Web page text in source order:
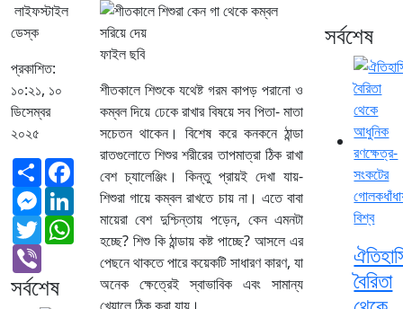
লাইফস্টাইল
ডেস্ক
প্রকাশিত:
১০:২১, ১০
ডিসেম্বর
২০২৫
Share Facebook
Messenger
LinkedIn
TwitterWhatsApp
সর্বশেষ
ফাইল ছবি
শীতকালে শিশুকে যথেষ্ট গরম কাপড় পরানো ও
কম্বল দিয়ে ঢেকে রাখার বিষয়ে সব পিতা- মাতা
সচেতন থাকেন। বিশেষ করে কনকনে ঠান্ডা
রাতগুলোতে শিশুর শরীরের তাপমাত্রা ঠিক রাখা
বেশ চ্যালেঞ্জিং। কিন্তু প্রায়ই দেখা যায়-
শিশুরা গায়ে কম্বল রাখতে চায় না। এতে বাবা
মায়েরা বেশ দুশ্চিন্তায় পড়েন, কেন এমনটা
হচ্ছে? শিশু কি ঠান্ডায় কষ্ট পাচ্ছে? আসলে এর
পেছনে থাকতে পারে কয়েকটি সাধারণ কারণ, যা
অনেক ক্ষেত্রেই স্বাভাবিক এবং সামান্য
সর্বশেষ
বৈরিতা